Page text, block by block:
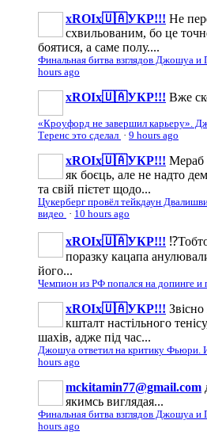
xROIx🇺🇦УКР!!! Не
схвильованим, бо це
боятися, а саме полу....
Финальная битва взглядов Джошуа и
hours ago
xROIx🇺🇦УКР!!! Вже
«Кроуфорд не завершил карьеру».
Теренс это сделал · 9 hours ago
xROIx🇺🇦УКР!!! Мераб
як боєць, але не надто
та свій пієтет щодо...
Цукерберг провёл тейкдаун
видео · 10 hours ago
xROIx🇺🇦УКР!!!
поразку кацапа
його...
Чемпион из РФ попался на допинге и
xROIx🇺🇦УКР!!!
кшталт настільного
шахів, адже під час...
Джошуа ответил на критику Фьюри.
hours ago
mckitamin77@gmail.com
якимсь виглядая...
Финальная битва взглядов Джошуа и
hours ago